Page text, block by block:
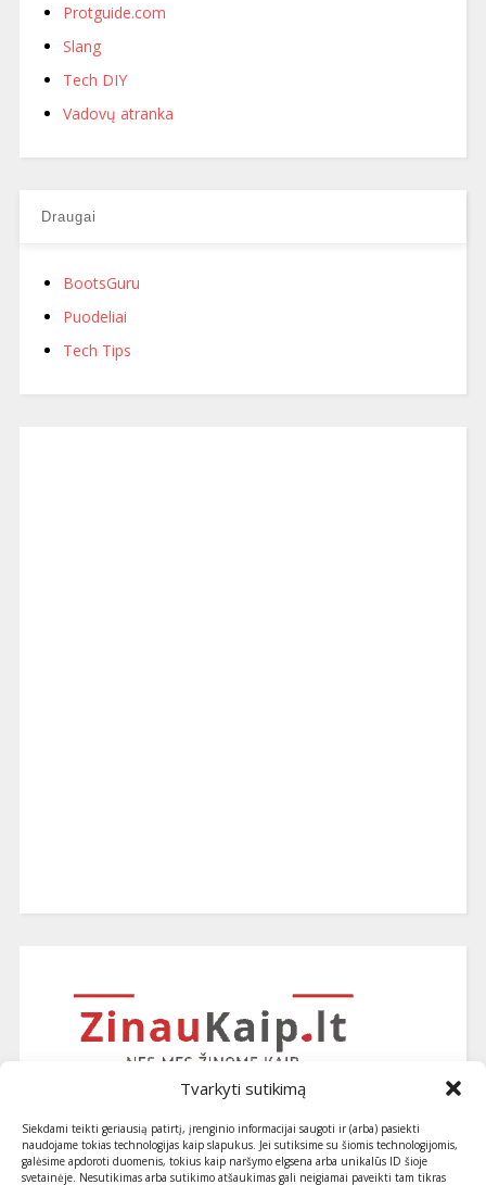
Tvarkyti sutikimą
Siekdami teikti geriausią patirtį, įrenginio informacijai saugoti ir (arba) pasiekti
naudojame tokias technologijas kaip slapukus. Jei sutiksime su šiomis technologijomis,
galėsime apdoroti duomenis, tokius kaip naršymo elgsena arba unikalūs ID šioje
svetainėje. Nesutikimas arba sutikimo atšaukimas gali neigiamai paveikti tam tikras
Protguide.com
Slang
Tech DIY
Vadovų atranka
Draugai
BootsGuru
Puodeliai
Tech Tips